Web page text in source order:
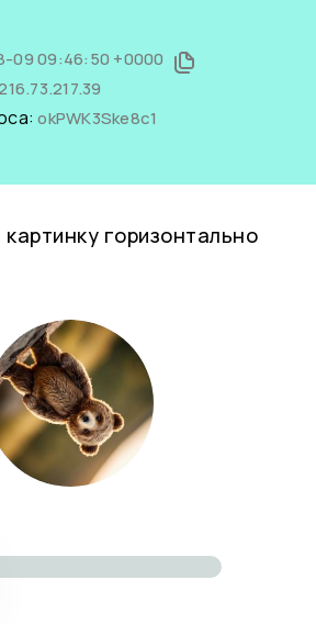
09 09:46:50 +0000
okPWK3Ske8c1
горизонтально